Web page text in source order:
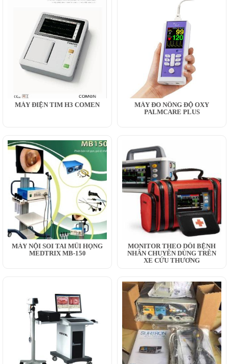
MÁY ĐIỆN TIM H3 COMEN
MÁY ĐO NỒNG ĐỘ OXY
PALMCARE PLUS
MÁY NỘI SOI TAI MŨI HỌNG
MEDTRIX MB-150
MONITOR THEO DÕI BỆNH
NHÂN CHUYÊN DÙNG TRÊN
XE CỨU THƯƠNG